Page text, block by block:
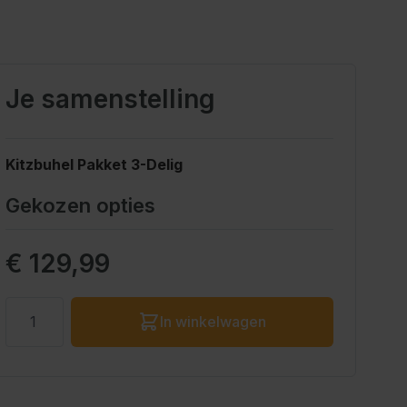
Je samenstelling
Kitzbuhel Pakket 3-Delig
Gekozen opties
Prijs eindproduct
€ 129,99
In winkelwagen